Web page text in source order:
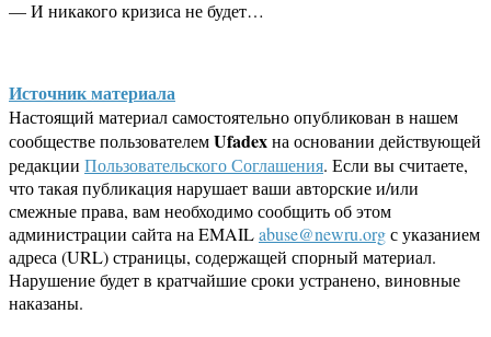
— И никакого кризиса не будет…
Источник материала
Настоящий материал самостоятельно опубликован в нашем
сообществе пользователемUfadexна основании действующей
редакции Пользовательского Соглашения. Если вы считаете,
что такая публикация нарушает ваши авторские и/или
смежные права, вам необходимо сообщить об этом
администрации сайта на EMAILabuse@newru.orgс указанием
адреса (URL) страницы, содержащей спорный материал.
Нарушение будет в кратчайшие сроки устранено, виновные
наказаны.